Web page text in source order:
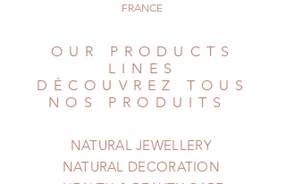
This bracelet ships from France.
April 2024. All rights reserved
FRANCE
OUR PRODUCTS
LINES
DÉCOUVREZ TOUS
NOS PRODUITS
NATURAL JEWELLERY
NATURAL DECORATION